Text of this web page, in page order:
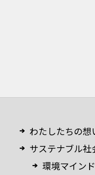
わたしたちの想
サステナブル社
環境マイン